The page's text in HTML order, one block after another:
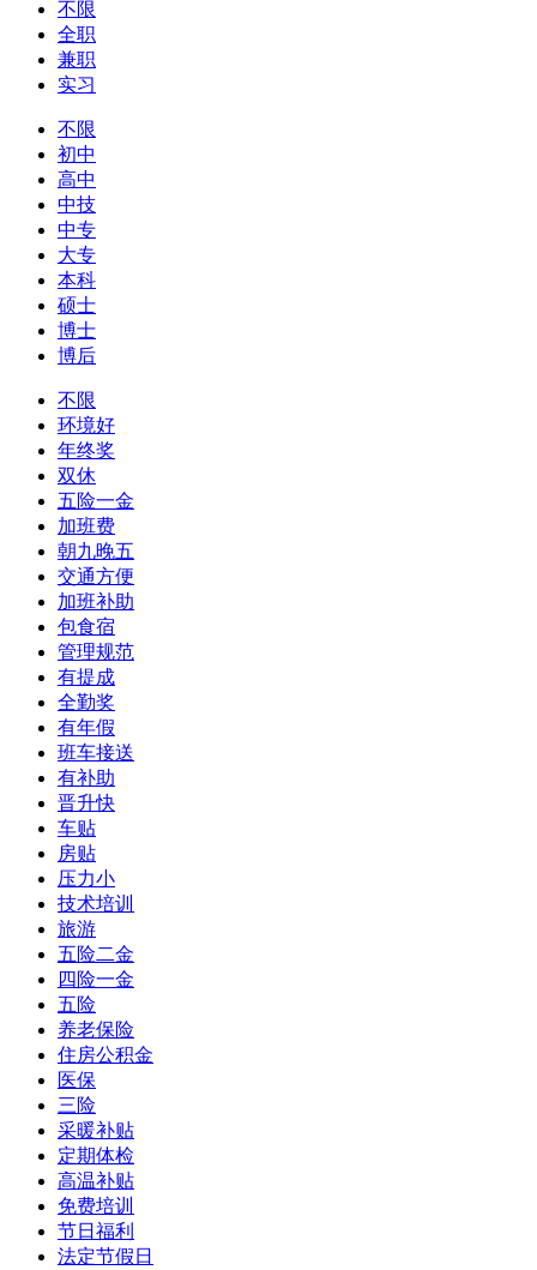
不限
全职
兼职
实习
不限
初中
高中
中技
中专
大专
本科
硕士
博士
博后
不限
环境好
年终奖
双休
五险一金
加班费
朝九晚五
交通方便
加班补助
包食宿
管理规范
有提成
全勤奖
有年假
班车接送
有补助
晋升快
车贴
房贴
压力小
技术培训
旅游
五险二金
四险一金
五险
养老保险
住房公积金
医保
三险
采暖补贴
定期体检
高温补贴
免费培训
节日福利
法定节假日